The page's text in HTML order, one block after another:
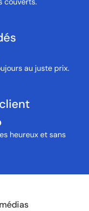
au juste prix.
heureux et sans